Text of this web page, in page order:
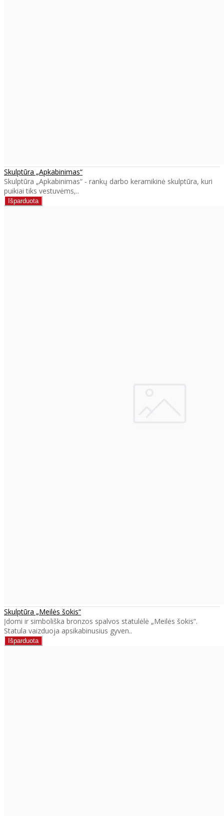
Skulptūra „Apkabinimas“
Skulptūra „Apkabinimas“ - rankų darbo keramikinė skulptūra, kuri
puikiai tiks vestuvėms,..
Skulptūra „Meilės šokis“
Įdomi ir simboliška bronzos spalvos statulėlė „Meilės šokis“.
Statula vaizduoja apsikabinusius gyven..